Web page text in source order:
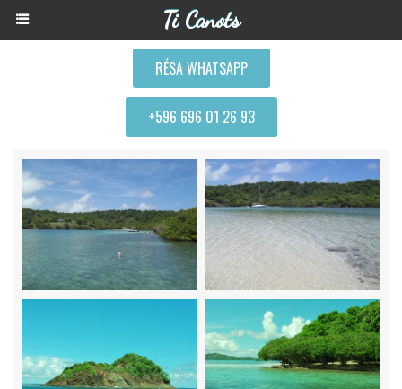
Ti Canots
RÉSA WHATSAPP
+596 696 01 26 93